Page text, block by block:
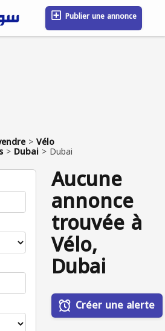
Publier une annonce
Se connecter / S'inscrire
>Vélo
> Dubai > Dubai
Aucune
annonce
trouvée à
Vélo,
Dubai
Créer une alerte